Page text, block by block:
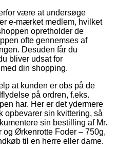
være at undersøge
e-mærket medlem, hvilket
opretholder de
ofte gennemses af
Desuden får du
bliver udsat for
din shopping.
at kunden er obs på de
på ordren, f.eks.
har. Her er det ydermere
opbevarer sin kvittering, så
sin bestilling af Mr.
og Ørkenrotte Foder – 750g,
til en herre eller dame.